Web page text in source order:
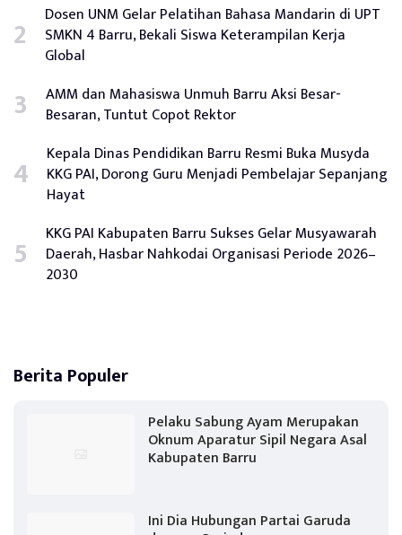
Dosen UNM Gelar Pelatihan Bahasa Mandarin di UPT
SMKN 4 Barru, Bekali Siswa Keterampilan Kerja
Global
AMM dan Mahasiswa Unmuh Barru Aksi Besar-
Besaran, Tuntut Copot Rektor
Kepala Dinas Pendidikan Barru Resmi Buka Musyda
KKG PAI, Dorong Guru Menjadi Pembelajar Sepanjang
Hayat
KKG PAI Kabupaten Barru Sukses Gelar Musyawarah
Daerah, Hasbar Nahkodai Organisasi Periode 2026–
2030
Berita Populer
Pelaku Sabung Ayam Merupakan
Oknum Aparatur Sipil Negara Asal
Kabupaten Barru
Ini Dia Hubungan Partai Garuda